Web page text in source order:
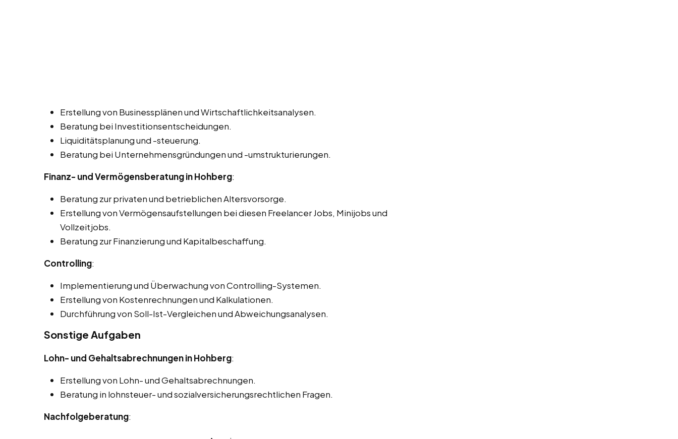
Erstellung von Businessplänen und Wirtschaftlichkeitsanalysen.
Beratung bei Investitionsentscheidungen.
Liquiditätsplanung und -steuerung.
Beratung bei Unternehmensgründungen und -umstrukturierungen.
Finanz- und Vermögensberatung in Hohberg:
Beratung zur privaten und betrieblichen Altersvorsorge.
Erstellung von Vermögensaufstellungen bei diesen Freelancer Jobs, Minijobs und
Vollzeitjobs.
Beratung zur Finanzierung und Kapitalbeschaffung.
Controlling:
Implementierung und Überwachung von Controlling-Systemen.
Erstellung von Kostenrechnungen und Kalkulationen.
Durchführung von Soll-Ist-Vergleichen und Abweichungsanalysen.
Sonstige Aufgaben
Lohn- und Gehaltsabrechnungen in Hohberg:
Erstellung von Lohn- und Gehaltsabrechnungen.
Beratung in lohnsteuer- und sozialversicherungsrechtlichen Fragen.
Nachfolgeberatung: